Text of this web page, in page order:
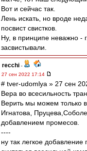
Вот и сейчас так.
Лень искать, но вроде
посвист свистков.
Ну, в принципе неважно -
засвистывали.
recchi -
27 сен 2022 17:14
# tver-udomlya » 27 сен
Вера во всесильность
Верить мы можем только в
Игнатова,
добавлением промесов.
----
ну так легкое